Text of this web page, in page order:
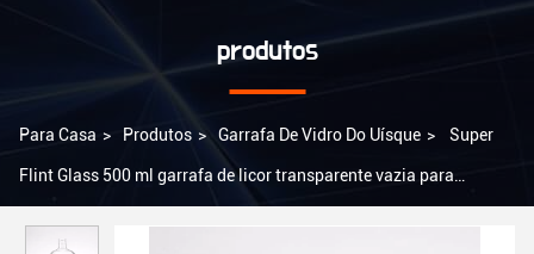
produtos
Para Casa > Produtos > Garrafa De Vidro Do Uísque > Super
Flint Glass 500 ml garrafa de licor transparente vazia para